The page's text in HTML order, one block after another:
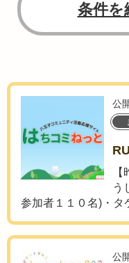
条件を
公
う
参加者１１０名)・タ
公